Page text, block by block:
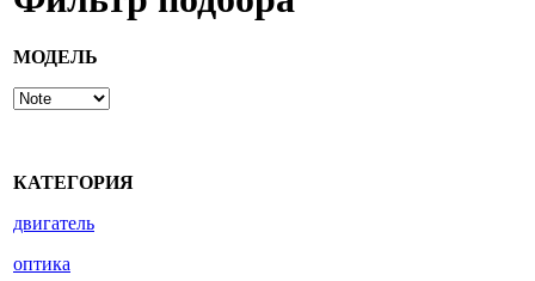
МОДЕЛЬ
КАТЕГОРИЯ
двигатель
оптика